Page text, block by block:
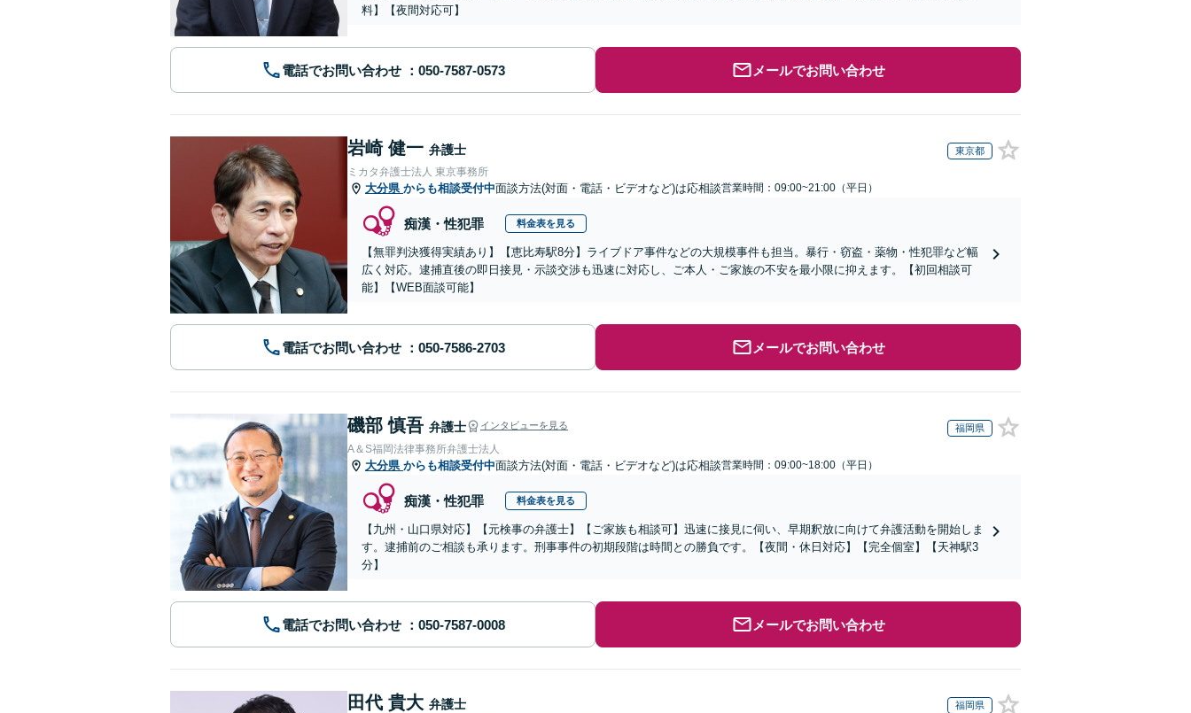
料】【夜間対応可】
電話でお問い合わせ メールでお問い合わせ
岩崎 健一 弁護士 東京都
ミカタ弁護士法人 東京事務所
大分県 からも相談受付中面談方法(対面・電話・ビデオなど)は応相談営業時間：09:00~21:00（平日）
痴漢・性犯罪 料金表を見る
【無罪判決獲得実績あり】【恵比寿駅8分】ライブドア事件などの大規模事件も担当。暴行・窃盗・薬物・性犯罪など幅
広く対応。逮捕直後の即日接見・示談交渉も迅速に対応し、ご本人・ご家族の不安を最小限に抑えます。【初回相談可
能】【WEB面談可能】
電話でお問い合わせ メールでお問い合わせ
磯部 慎吾 弁護士 インタビューを見る 福岡県
A＆S福岡法律事務所弁護士法人
大分県 からも相談受付中面談方法(対面・電話・ビデオなど)は応相談営業時間：09:00~18:00（平日）
痴漢・性犯罪 料金表を見る
【九州・山口県対応】【元検事の弁護士】【ご家族も相談可】迅速に接見に伺い、早期釈放に向けて弁護活動を開始しま
す。逮捕前のご相談も承ります。刑事事件の初期段階は時間との勝負です。【夜間・休日対応】【完全個室】【天神駅3
分】
電話でお問い合わせ メールでお問い合わせ
田代 貴大 弁護士 福岡県